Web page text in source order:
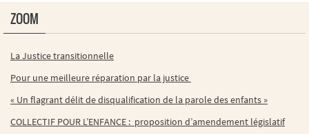
ZOOM
La Justice transitionnelle
Pour une meilleure réparation par la justice
« Un flagrant délit de disqualification de la parole des enfants »
COLLECTIF POUR L’ENFANCE : proposition d’amendement législatif